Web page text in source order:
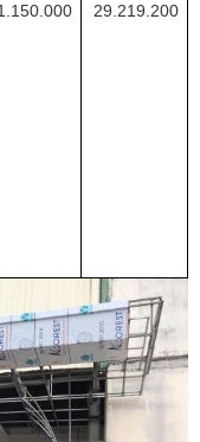
29.219.200